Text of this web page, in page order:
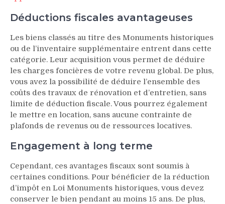
Déductions fiscales avantageuses
Les biens classés au titre des Monuments historiques
ou de l’inventaire supplémentaire entrent dans cette
catégorie. Leur acquisition vous permet de déduire
les charges foncières de votre revenu global. De plus,
vous avez la possibilité de déduire l’ensemble des
coûts des travaux de rénovation et d’entretien, sans
limite de déduction fiscale. Vous pourrez également
le mettre en location, sans aucune contrainte de
plafonds de revenus ou de ressources locatives.
Engagement à long terme
Cependant, ces avantages fiscaux sont soumis à
certaines conditions. Pour bénéficier de la réduction
d’impôt en Loi Monuments historiques, vous devez
conserver le bien pendant au moins 15 ans. De plus,